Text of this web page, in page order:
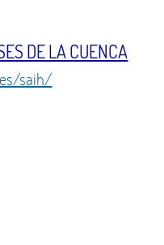
DE LA CUENCA
saih/